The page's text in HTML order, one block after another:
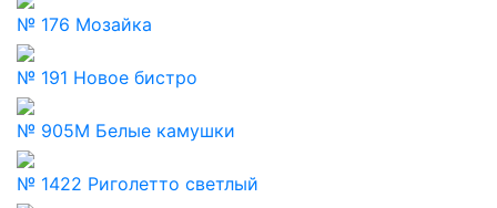
№ 176 Мозайка
№ 191 Новое бистро
№ 905М Белые камушки
№ 1422 Риголетто светлый